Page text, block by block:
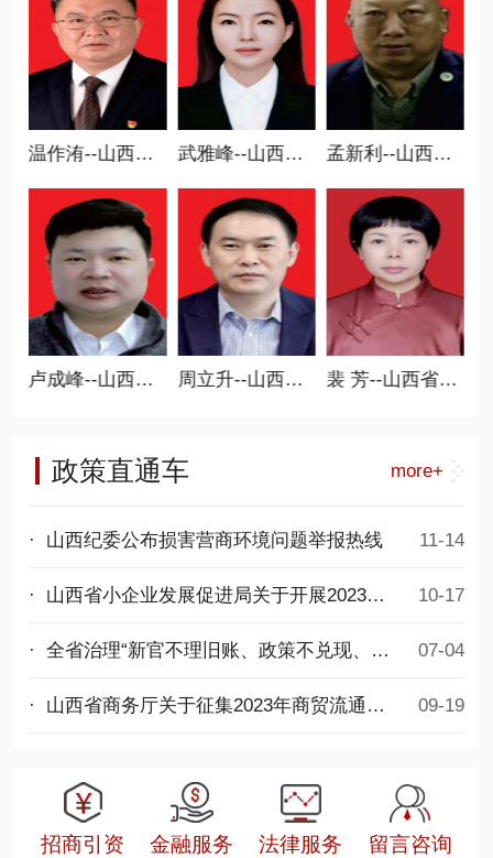
武雅峰--山西省商业联合会执行会长、 职业教育委员会会长
周立升--山西省商业联合会执行会长、 人防工程委员会会长
孟新利--山西省商业联合会执行会长、 碳中和专委会会长
裴 芳--山西省商业联合会执行会长、 女子分会会长
孙俊伟--山西省商业联合会执行会长、 人民调解委员会主任
翁仁爱--山西省商业联合会执行会长
政策直通车 more+
· 山西纪委公布损害营商环境问题举报热线 11-14
· 山西省小企业发展促进局关于开展2023年度第二批专精特新中小企业项目申报工作的通知 10-17
· 全省治理“新官不理旧账、政策不兑现、拖欠民营企业账款”问题专项行动推进会议召开 07-04
· 山西省商务厅关于征集2023年商贸流通发展项目的通知 09-19
招商引资 金融服务 法律服务 留言咨询